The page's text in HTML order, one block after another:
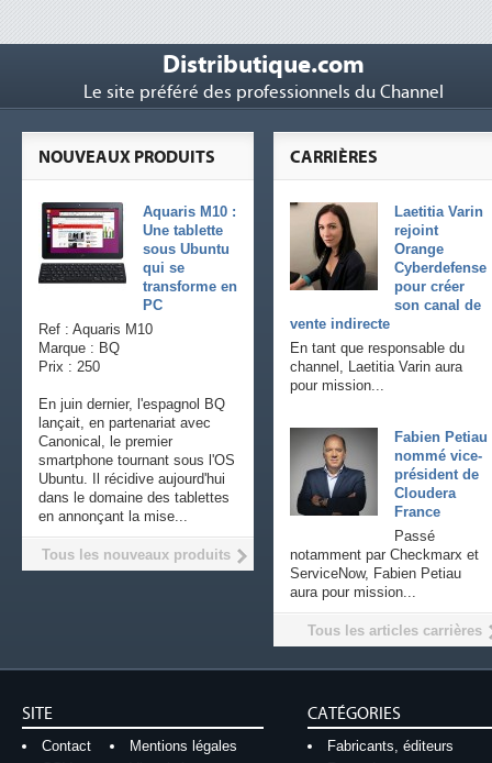
Distributique.com
Le site préféré des professionnels du Channel
CARRIÈRES
Laetitia Varin
rejoint
Orange
Cyberdefense
pour créer
son canal de
vente indirecte
En tant que responsable du
channel, Laetitia Varin aura
pour mission...
Fabien Petiau
nommé vice-
président de
Cloudera
France
Passé
notamment par Checkmarx et
ServiceNow, Fabien Petiau
aura pour mission...
Tous les articles carrières
NOUVEAUX PRODUITS
Aquaris M10 :
Une tablette
sous Ubuntu
qui se
transforme en
PC
Ref : Aquaris M10
Marque : BQ
Prix : 250
En juin dernier, l'espagnol BQ
lançait, en partenariat avec
Canonical, le premier
smartphone tournant sous l'OS
Ubuntu. Il récidive aujourd'hui
dans le domaine des tablettes
en annonçant la mise...
Tous les nouveaux produits
SITE
Contact
Mentions légales
CATÉGORIES
Fabricants, éditeurs